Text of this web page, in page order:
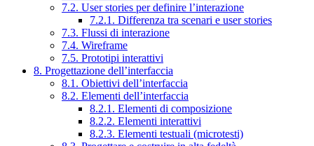
7.2. User stories per definire l’interazione
7.2.1. Differenza tra scenari e user stories
7.3. Flussi di interazione
7.4. Wireframe
7.5. Prototipi interattivi
8. Progettazione dell’interfaccia
8.1. Obiettivi dell’interfaccia
8.2. Elementi dell’interfaccia
8.2.1. Elementi di composizione
8.2.2. Elementi interattivi
8.2.3. Elementi testuali (microtesti)